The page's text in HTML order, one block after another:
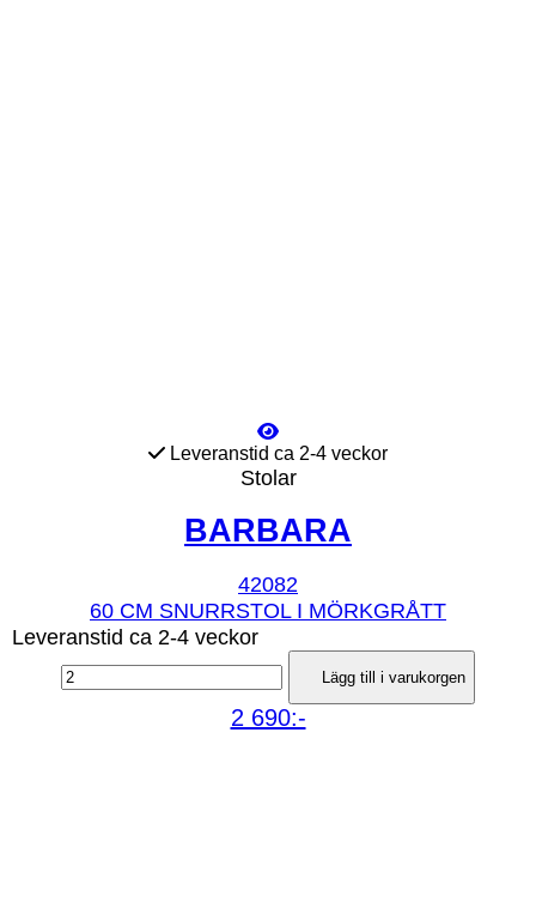
Leveranstid ca 2-4 veckor
Stolar
BARBARA
42082
60 CM SNURRSTOL I MÖRKGRÅTT
Leveranstid ca 2-4 veckor
Lägg till i varukorgen
2 690:-